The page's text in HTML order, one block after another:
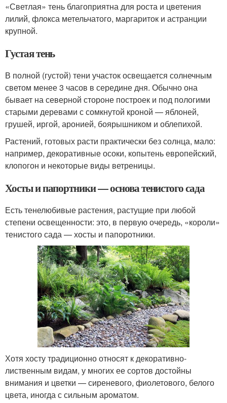
«Светлая» тень благоприятна для роста и цветения
лилий, флокса метельчатого, маргариток и астранции
крупной.
Густая тень
В полной (густой) тени участок освещается солнечным
светом менее 3 часов в середине дня. Обычно она
бывает на северной стороне построек и под пологими
старыми деревами с сомкнутой кроной — яблоней,
грушей, иргой, аронией, боярышником и облепихой.
Растений, готовых расти практически без солнца, мало:
например, декоративные осоки, копытень европейский,
клопогон и некоторые виды ветреницы.
Хосты и папортники — основа тенистого сада
Есть тенелюбивые растения, растущие при любой
степени освещенности: это, в первую очередь, «короли»
тенистого сада — хосты и папоротники.
Хотя хосту традиционно относят к декоративно-
лиственным видам, у многих ее сортов достойны
внимания и цветки — сиреневого, фиолетового, белого
цвета, иногда с сильным ароматом.